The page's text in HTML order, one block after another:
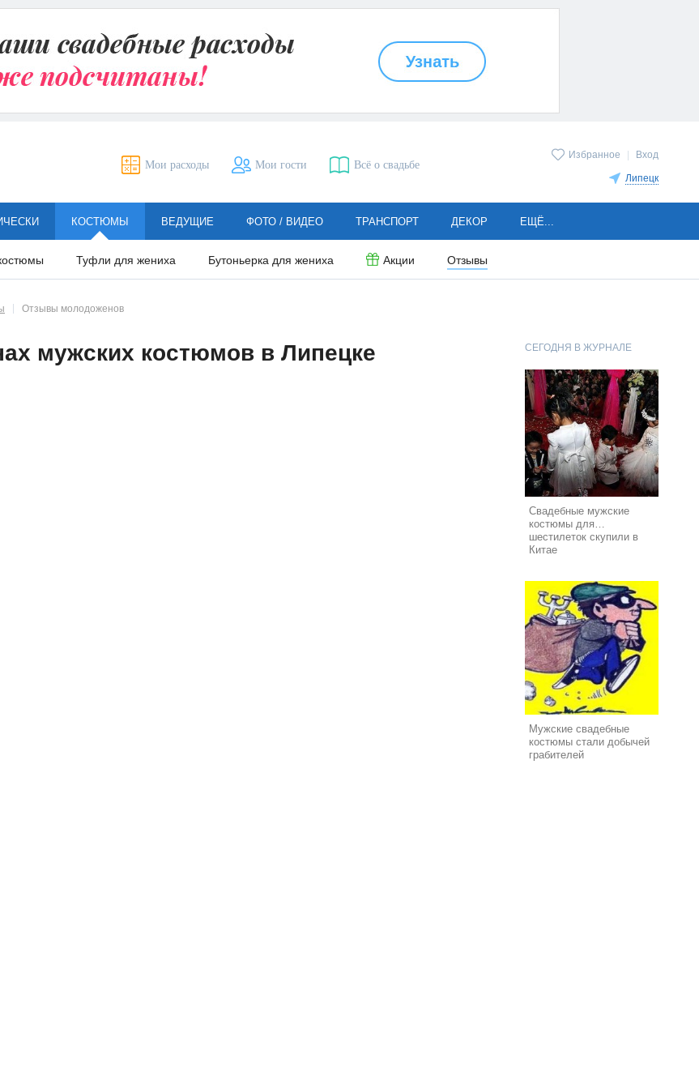
Избранное Вход
Липецк
Мои расходы Мои гости Всё о свадьбе
КОСТЮМЫ
Туфли для жениха Бутоньерка для жениха Акции Отзывы
ВЕДУЩИЕ ФОТО / ВИДЕО ТРАНСПОРТ ДЕКОР ЕЩЁ...
Отзывы молодоженов
мужских костюмов в Липецке СЕГОДНЯ В ЖУРНАЛЕ
Свадебные мужские
костюмы для…
шестилеток скупили в
Китае
Мужские свадебные
костюмы стали добычей
грабителей